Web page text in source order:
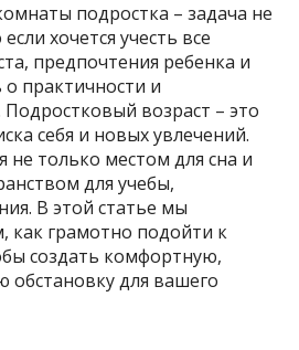
подростка – задача не
хочется учесть все
предпочтения ребенка и
практичности и
возраст – это
себя и новых увлечений.
не только местом для сна и
для учебы,
В этой статье мы
как грамотно подойти к
создать комфортную,
обстановку для вашего